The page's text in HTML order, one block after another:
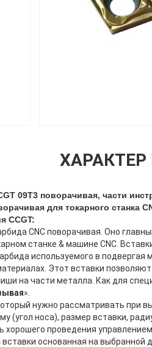
09T3 поворачивая, части
для токарного станка
CCGT:
CNC поворачивая. Оно
станке & машине CNC.
используемого в
Этот вставки
на части металла. Как для
».
нужно рассматривать при
(угол носа), размер вставки,
хорошего проведения
основанная на выбранной